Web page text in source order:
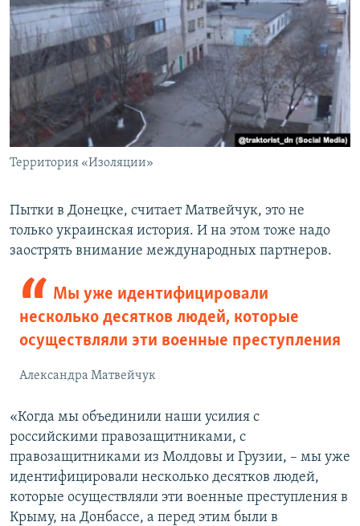
Территория «Изоляции»
Пытки в Донецке, считает Матвейчук, это не
только украинская история. И на этом тоже надо
заострять внимание международных партнеров.
Мы уже идентифицировали
несколько десятков людей, которые
осуществляли эти военные преступления
Александра Матвейчук
«Когда мы объединили наши усилия с
российскими правозащитниками, с
правозащитниками из Молдовы и Грузии, – мы уже
идентифицировали несколько десятков людей,
которые осуществляли эти военные преступления в
Крыму, на Донбассе, а перед этим были в